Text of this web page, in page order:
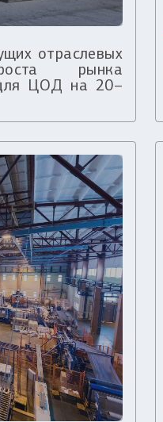
отраслевых
рынка
для ЦОД на 20–